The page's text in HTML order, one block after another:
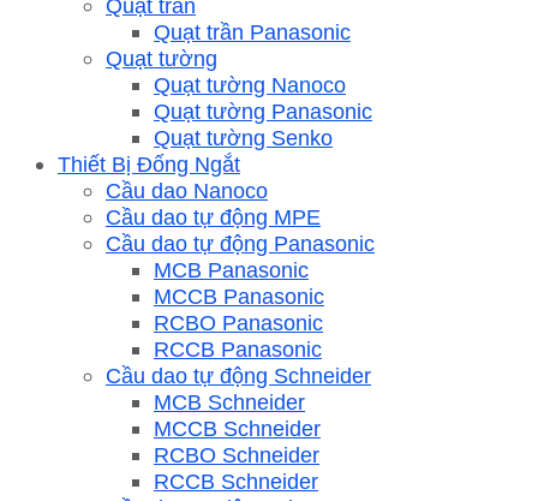
Quạt trần
Quạt trần Panasonic
Quạt tường
Quạt tường Nanoco
Quạt tường Panasonic
Quạt tường Senko
Thiết Bị Đống Ngắt
Cầu dao Nanoco
Cầu dao tự động MPE
Cầu dao tự động Panasonic
MCB Panasonic
MCCB Panasonic
RCBO Panasonic
RCCB Panasonic
Cầu dao tự động Schneider
MCB Schneider
MCCB Schneider
RCBO Schneider
RCCB Schneider